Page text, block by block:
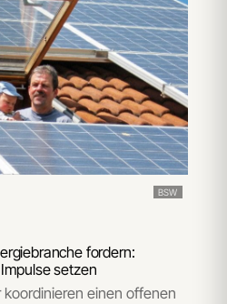
BSW
fordern:
setzen
koordinieren einen offenen